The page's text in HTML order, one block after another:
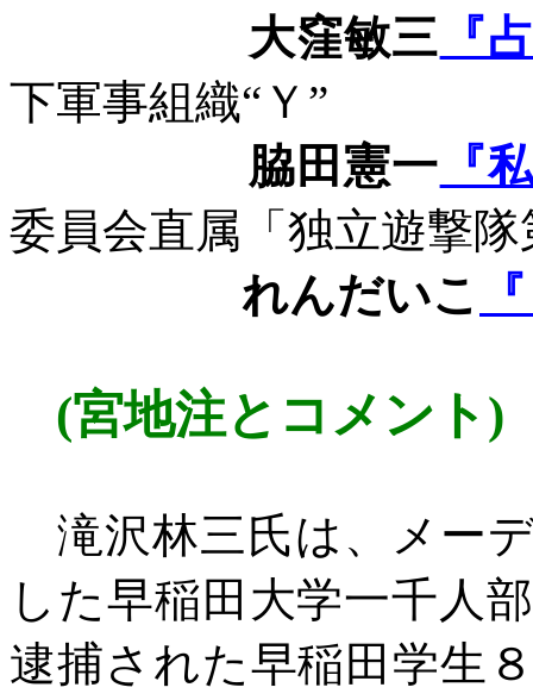
大窪敏三 『
下軍事組織“Ｙ”
脇田憲一 『
委員会直属「独立遊撃
れんだいこ
(宮地注とコメント )
滝沢林三氏は、メー
した早稲田大学一千人
逮捕された早稲田学生